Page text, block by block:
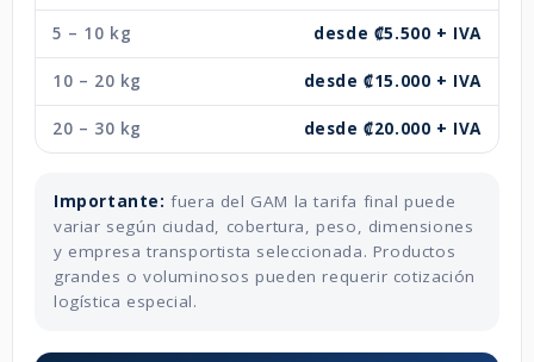
5 – 10 kg desde ₡5.500 + IVA
10 – 20 kg desde ₡15.000 + IVA
20 – 30 kg desde ₡20.000 + IVA
Importante: fuera del GAM la tarifa final puede
variar según ciudad, cobertura, peso, dimensiones
y empresa transportista seleccionada. Productos
grandes o voluminosos pueden requerir cotización
logística especial.